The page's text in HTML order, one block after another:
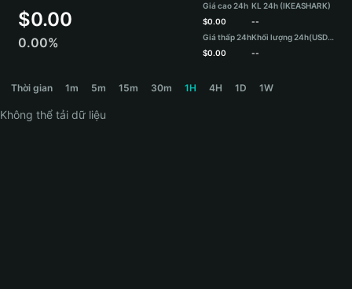
Español
Português (Brasil)
$0.00
0.00%
Giá cao 24h
$0.00
Giá thấp 24h
$0.00
KL 24h (IKEASHARK)
--
Khối lượng 24h(USDT)
--
Thời gian 1m 5m 15m 30m 1H 4H 1D 1W
Không thể tải dữ liệu